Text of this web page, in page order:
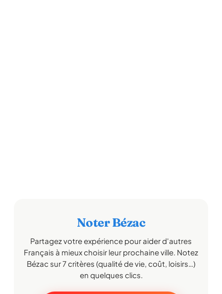
Noter Bézac
Partagez votre expérience pour aider d'autres
Français à mieux choisir leur prochaine ville. Notez
Bézac sur 7 critères (qualité de vie, coût, loisirs…)
en quelques clics.